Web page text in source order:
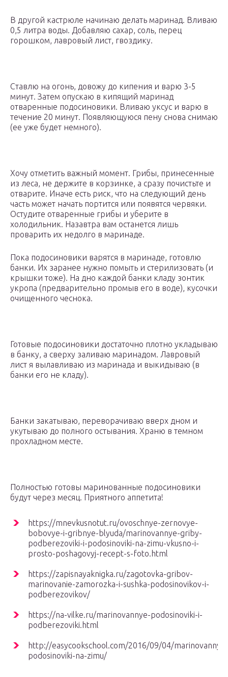
В другой кастрюле начинаю делать маринад. Вливаю
0,5 литра воды. Добавляю сахар, соль, перец
горошком, лавровый лист, гвоздику.
Ставлю на огонь, довожу до кипения и варю 3-5
минут. Затем опускаю в кипящий маринад
отваренные подосиновики. Вливаю уксус и варю в
течение 20 минут. Появляющуюся пену снова снимаю
(ее уже будет немного).
Хочу отметить важный момент. Грибы, принесенные
из леса, не держите в корзинке, а сразу почистьте и
отварите. Иначе есть риск, что на следующий день
часть может начать портится или появятся червяки.
Остудите отваренные грибы и уберите в
холодильник. Назавтра вам останется лишь
проварить их недолго в маринаде.
Пока подосиновики варятся в маринаде, готовлю
банки. Их заранее нужно помыть и стерилизовать (и
крышки тоже). На дно каждой банки кладу зонтик
укропа (предварительно промыв его в воде), кусочки
очищенного чеснока.
Готовые подосиновики достаточно плотно укладываю
в банку, а сверху заливаю маринадом. Лавровый
лист я вылавливаю из маринада и выкидываю (в
банки его не кладу).
Банки закатываю, переворачиваю вверх дном и
укутываю до полного остывания. Храню в темном
прохладном месте.
Полностью готовы маринованные подосиновики
будут через месяц. Приятного аппетита!
https://mnevkusnotut.ru/ovoschnye-zernovye-
bobovye-i-gribnye-blyuda/marinovannye-griby-
podberezoviki-i-podosinoviki-na-zimu-vkusno-i-
prosto-poshagovyj-recept-s-foto.html
https://zapisnayaknigka.ru/zagotovka-gribov-
marinovanie-zamorozka-i-sushka-podosinovikov-i-
podberezovikov/
https://na-vilke.ru/marinovannye-podosinoviki-i-
podberezoviki.html
http://easycookschool.com/2016/09/04/marinovannye-
podosinoviki-na-zimu/